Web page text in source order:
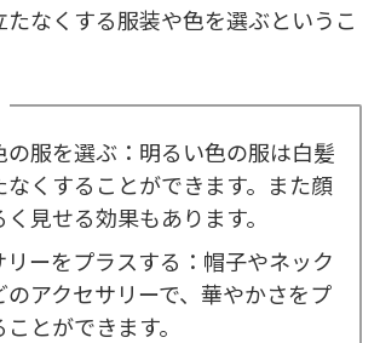
なくする服装や色を選ぶというこ
の服を選ぶ：明るい色の服は白髪
なくすることができます。また顔
見せる効果もあります。
リーをプラスする：帽子やネック
のアクセサリーで、華やかさをプ
とができます。